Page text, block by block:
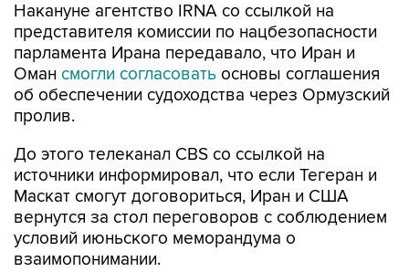
Накануне агентство IRNA со ссылкой на
представителя комиссии по нацбезопасности
парламента Ирана передавало, что Иран и
Оман смогли согласовать основы соглашения
об обеспечении судоходства через Ормузский
пролив.
До этого телеканал CBS со ссылкой на
источники информировал, что если Тегеран и
Маскат смогут договориться, Иран и США
вернутся за стол переговоров с соблюдением
условий июньского меморандума о
взаимопонимании.